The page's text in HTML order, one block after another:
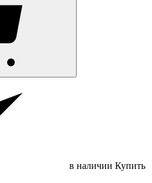
в наличии Купить